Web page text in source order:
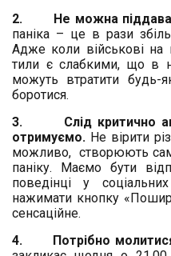
2. Не можна
паніка – це в рази
Адже коли військові на
тили є слабкими, що в
можуть втратити
боротися.
3. Слід критично
отримуємо. Не вірити
можливо, створюють
паніку. Маємо бути
поведінці у
нажимати кнопку
сенсаційне.
4. Потрібно